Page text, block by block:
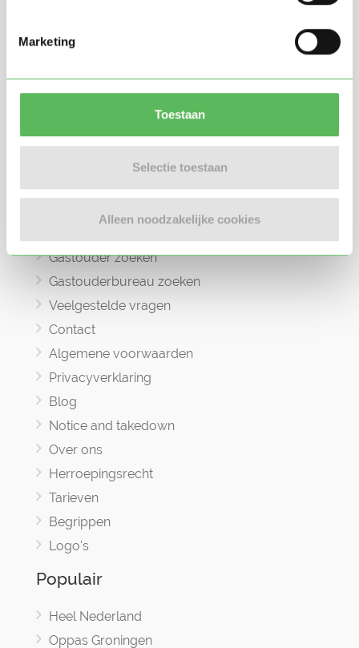
Marketing
Toestaan
Selectie toestaan
Alleen noodzakelijke cookies
in 2017, bedoeld om ouders, oppassers en
brengen.
Gastouder zoeken
Gastouderbureau zoeken
Veelgestelde vragen
Contact
Algemene voorwaarden
Privacyverklaring
Blog
Notice and takedown
Over ons
Herroepingsrecht
Tarieven
Begrippen
Logo's
Populair
Heel Nederland
Oppas Groningen